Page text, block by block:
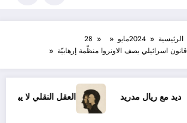
الرئيسية 2024مايو
28
اسرائيلي يصف الاونروا منظّمة إرهابيّة
مدريد العقل النقلي لا يبدع حتى